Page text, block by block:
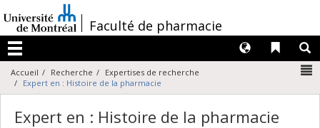
au
contenu
/Faculté de pharmacie
Menu
Liens
Langues
Accueil Recherche
Expertises de recherche
Expert en : Histoire de la pharmacie
Expert en : Histoire de la pharmacie